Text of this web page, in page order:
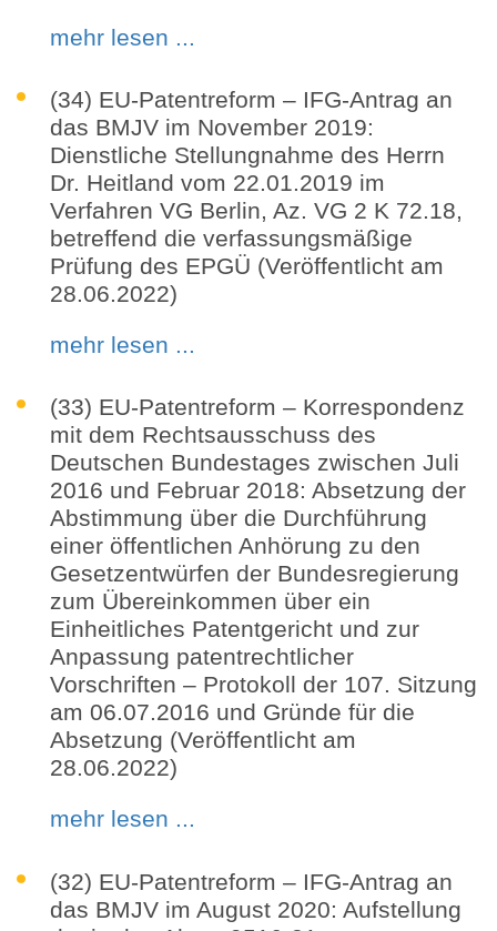
mehr lesen ...
(34) EU-Patentreform – IFG-Antrag an
das BMJV im November 2019:
Dienstliche Stellungnahme des Herrn
Dr. Heitland vom 22.01.2019 im
Verfahren VG Berlin, Az. VG 2 K 72.18,
betreffend die verfassungsmäßige
Prüfung des EPGÜ (Veröffentlicht am
28.06.2022)
mehr lesen ...
(33) EU-Patentreform – Korrespondenz
mit dem Rechtsausschuss des
Deutschen Bundestages zwischen Juli
2016 und Februar 2018: Absetzung der
Abstimmung über die Durchführung
einer öffentlichen Anhörung zu den
Gesetzentwürfen der Bundesregierung
zum Übereinkommen über ein
Einheitliches Patentgericht und zur
Anpassung patentrechtlicher
Vorschriften – Protokoll der 107. Sitzung
am 06.07.2016 und Gründe für die
Absetzung (Veröffentlicht am
28.06.2022)
mehr lesen ...
(32) EU-Patentreform – IFG-Antrag an
das BMJV im August 2020: Aufstellung